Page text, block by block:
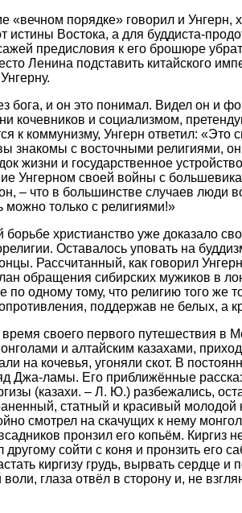
порядке» говорил и Унгерн,
истины Востока, а для буддиста-
предисловия к его брошюре
Ленина подставить китайского
бога, и он это понимал. Видел он и
кочевников и социализмом,
к коммунизму, Унгерн ответил: «Это
знакомы с восточными религиями,
жизни и государственное устройство
Унгерном своей войны с
– что в большинстве случаев люди
можно только с религиями!»
борьбе христианство уже доказало
Оставалось уповать на
Рассчитанный, как говорил
обращения сибирских мужиков в
одному тому, что религию того же
поддержав не белых, а
своего первого путешествия в
и алтайским казахами,
на кочевья, угоняли скот. В
Джа-ламы. Его приближённые
(казахи. – Л. Ю.) разбежались,
статный и красивый молодой
смотрел на скачущих к нему
пронзил его копьём. Киргиз
сойти с коня и пронзить его
киргизу грудь, вырвать сердце и
глаза отвёл в сторону и, не